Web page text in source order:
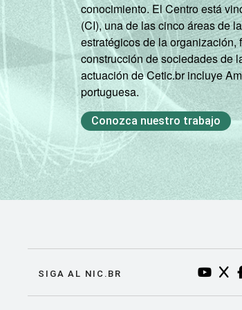
conocimiento. El Centro está
(CI), una de las cinco áreas de
estratégicos de la
construcción de sociedades de
actuación de Cetic.br incluye
portuguesa.
Conozca nuestro trabajo
SIGA AL NIC.BR